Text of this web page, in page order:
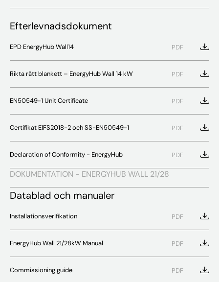
Efterlevnadsdokument
EPD EnergyHub Wall14 PDF
Rikta rätt blankett – EnergyHub Wall 14 kW PDF
EN50549-1 Unit Certificate PDF
Certifikat EIFS2018-2 och SS-EN50549-1 PDF
Declaration of Conformity - EnergyHub PDF
DOKUMENTATION - ENERGYHUB WALL 21/28
Datablad och manualer
Installationsverifikation PDF
EnergyHub Wall 21/28kW Manual PDF
Commissioning guide PDF